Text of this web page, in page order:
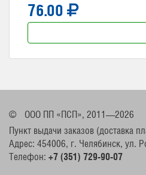
76.00
©
ООО ПП «ПСП», 2011—2026
Пункт выдачи заказов (доставка
Адрес: 454006, г. Челябинск, ул.
Телефон: +7 (351) 729-90-07